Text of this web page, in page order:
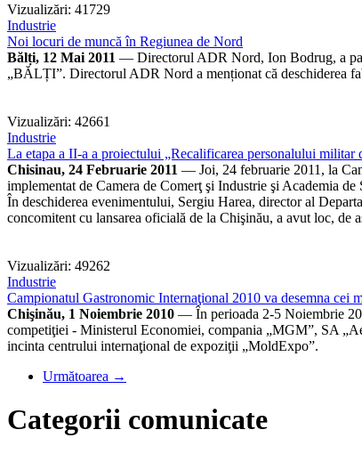
Vizualizări: 41729
Industrie
Noi locuri de muncă în Regiunea de Nord
Bălți, 12 Mai 2011 — Directorul ADR Nord, Ion Bodrug, a
„BĂLȚI”. Directorul ADR Nord a menționat că deschiderea
Vizualizări: 42661
Industrie
La etapa a II-a a proiectului „Recalificarea personalului
Chisinau, 24 Februarie 2011 — Joi, 24 februarie 2011, la
implementat de Camera de Comerţ şi Industrie şi Academia
În deschiderea evenimentului, Sergiu Harea, director al
concomitent cu lansarea oficială de la Chişinău, a avut loc, de
Vizualizări: 49262
Industrie
Campionatul Gastronomic Internaţional 2010 va desemna cei
Chişinău, 1 Noiembrie 2010 — În perioada 2-5 Noiembrie
competiţiei - Ministerul Economiei, compania „MGM”, SA
incinta centrului internaţional de expoziţii „MoldExpo”.
Următoarea →
Categorii comunicate